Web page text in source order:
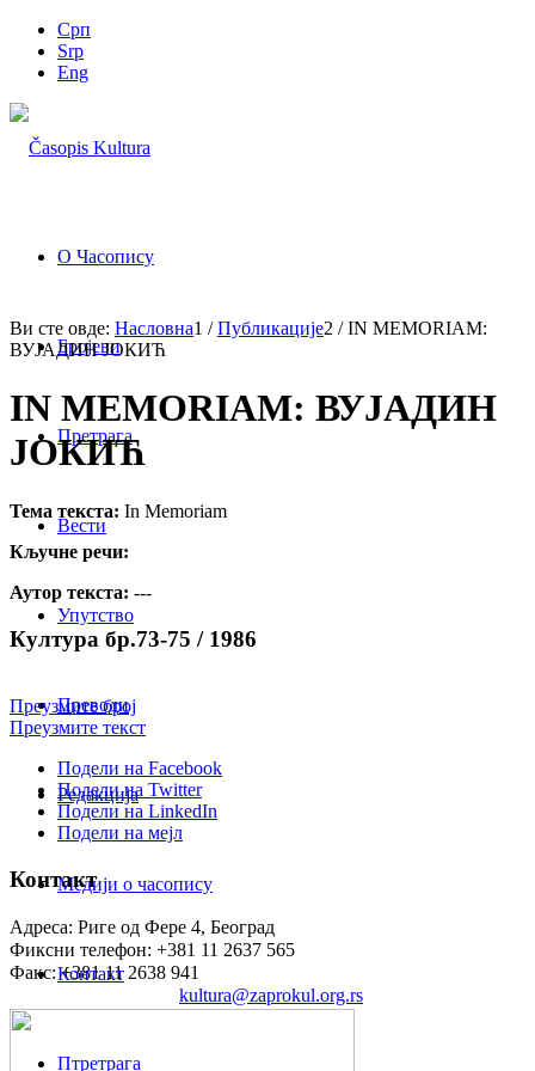
Срп
Srp
Eng
О Часопису
Бројеви
Претрага
Вести
Упутство
Преводи
Редакција
Медији о часопису
Контакт
Птретрага
Ви сте овде: Насловна1 / Публикације2 / IN MEMORIAM:
ВУЈАДИН ЈОКИЋ
IN MEMORIAM: ВУЈАДИН
ЈОКИЋ
Тема текста: In Memoriam
Кључне речи:
Аутор текста: ---
Култура бр.73-75 / 1986
Преузмите број
Преузмите текст
Подели на Facebook
Подели на Twitter
Подели на LinkedIn
Подели на мејл
Контакт
Адреса: Риге од Фере 4, Београд
Фиксни телефон: +381 11 2637 565
Факс: +381 11 2638 941
kultura@zaprokul.org.rs